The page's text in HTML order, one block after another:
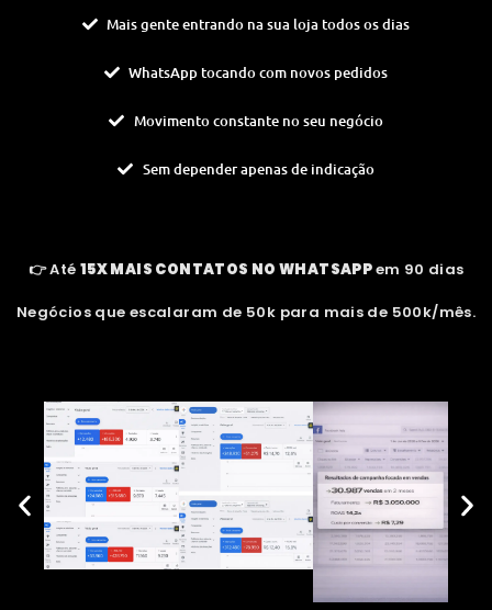
Mais gente entrando na sua loja todos os dias
WhatsApp tocando com novos pedidos
Movimento constante no seu negócio
Sem depender apenas de indicação
👉 Até 15X MAIS CONTATOS NO WHATSAPPem 90 dias
Negócios que escalaram de 50k para mais de 500k/mês.